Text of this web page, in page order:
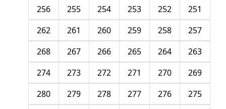
251
252
253
254
255
256
257
258
259
260
261
262
263
264
265
266
267
268
269
270
271
272
273
274
275
276
277
278
279
280